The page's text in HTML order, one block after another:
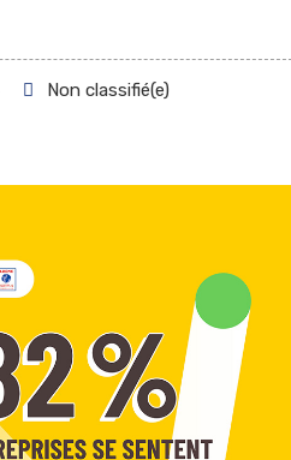
Non classifié(e)